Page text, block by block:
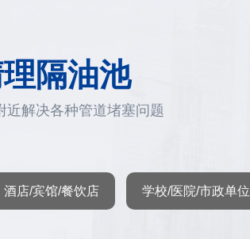
理隔油池
近解决各种管道堵塞问题
酒店/宾馆/餐饮店 学校/医院/市政单位